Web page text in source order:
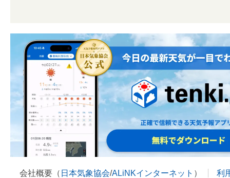
会社概要（ 日本気象協会/ALiNKインターネット ） 利